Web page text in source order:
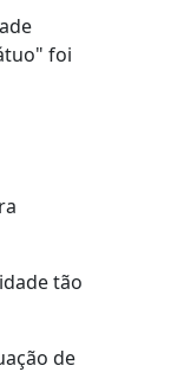
foi
tão
de